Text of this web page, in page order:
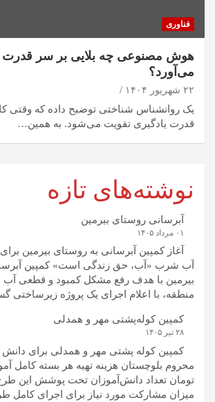
فناوری
هوش مصنوعی چه بلایی بر سر قدرت
می‌آورد؟
۲۲ شهریور ۱۴۰۴
یک روانشناس شناختی توضیح داده که
قدرت یادگیری تقویت می‌شود. به همین…
نوشته‌های تازه
آبرسانی روستای بیرمین
۰۱ مرداد ۱۴۰۵
آغاز کمپین آبرسانی به روستای بیرمین
آب شرب «آب، حق زندگی است» کمپین
بیرمین با هدف رفع مشکل کمبود و قطعی
منطقه، با اعلام اجرای یک پروژه زیرساختی
کمپین کوله‌پشتی مهر و همدلی
۲۸ تیر ۱۴۰۵
کمپین کوله‌ پشتی مهر و همدلی برای دانش